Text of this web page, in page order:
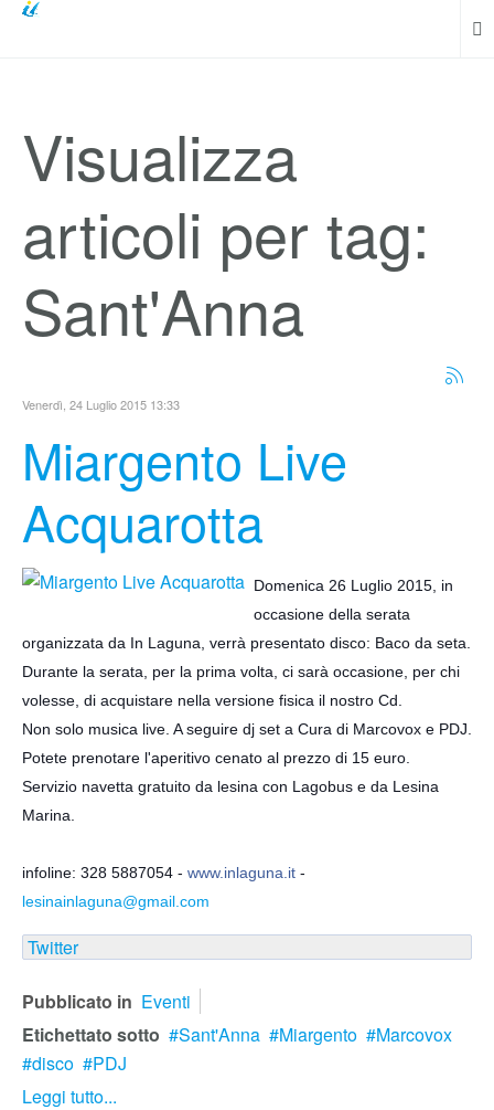
Visualizza
articoli per tag:
Sant'Anna
Venerdì, 24 Luglio 2015 13:33
Miargento Live
Acquarotta
Domenica 26 Luglio 2015, in
occasione della serata
organizzata da In Laguna, verrà presentato disco: Baco da seta.
Durante la serata, per la prima volta, ci sarà occasione, per chi
volesse, di acquistare nella versione fisica il nostro Cd.
Non solo musica live. A seguire dj set a Cura di Marcovox e PDJ.
Potete prenotare l'aperitivo cenato al prezzo di 15 euro.
Servizio navetta gratuito da lesina con Lagobus e da Lesina
Marina.
infoline: 328 5887054 - www.inlaguna.it -
lesinainlaguna@gmail.com
Twitter
Pubblicato in Eventi
Etichettato sotto
Sant'Anna Miargento
Marcovox
disco
PDJ
Leggi tutto...